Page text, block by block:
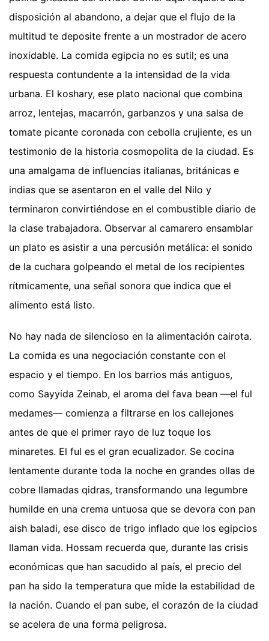
disposición al abandono, a dejar que el flujo de la
multitud te deposite frente a un mostrador de acero
inoxidable. La comida egipcia no es sutil; es una
respuesta contundente a la intensidad de la vida
urbana. El koshary, ese plato nacional que combina
arroz, lentejas, macarrón, garbanzos y una salsa de
tomate picante coronada con cebolla crujiente, es un
testimonio de la historia cosmopolita de la ciudad. Es
una amalgama de influencias italianas, británicas e
indias que se asentaron en el valle del Nilo y
terminaron convirtiéndose en el combustible diario de
la clase trabajadora. Observar al camarero ensamblar
un plato es asistir a una percusión metálica: el sonido
de la cuchara golpeando el metal de los recipientes
rítmicamente, una señal sonora que indica que el
alimento está listo.
No hay nada de silencioso en la alimentación cairota.
La comida es una negociación constante con el
espacio y el tiempo. En los barrios más antiguos,
como Sayyida Zeinab, el aroma del fava bean —el ful
medames— comienza a filtrarse en los callejones
antes de que el primer rayo de luz toque los
minaretes. El ful es el gran ecualizador. Se cocina
lentamente durante toda la noche en grandes ollas de
cobre llamadas qidras, transformando una legumbre
humilde en una crema untuosa que se devora con pan
aish baladi, ese disco de trigo inflado que los egipcios
llaman vida. Hossam recuerda que, durante las crisis
económicas que han sacudido al país, el precio del
pan ha sido la temperatura que mide la estabilidad de
la nación. Cuando el pan sube, el corazón de la ciudad
se acelera de una forma peligrosa.